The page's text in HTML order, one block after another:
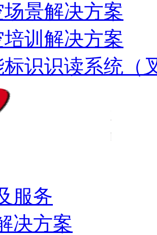
场景解决方案
培训解决方案
标识识读系统（
服务
决方案